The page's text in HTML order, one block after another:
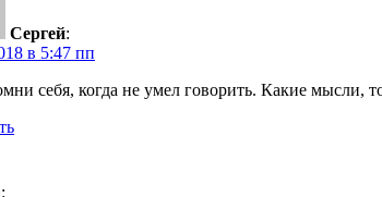
Сергей:
в 5:47 пп
себя, когда не умел говорить. Какие мысли,
: